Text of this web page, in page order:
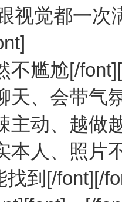
视觉都一次
不尴尬[/
天、会带气
主动、越做
本人、照片
找到[/font][/